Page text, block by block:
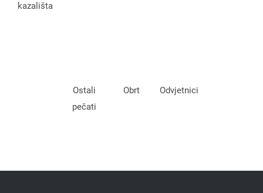
kazališta
Ostali
pečati
Obrt Odvjetnici